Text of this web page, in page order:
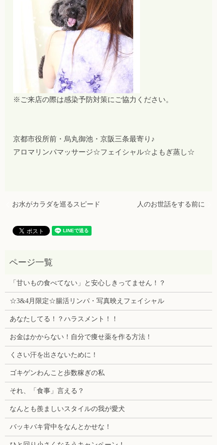
※ご来店の際は感染予防対策にご協力ください。
京都市役所前・烏丸御池・京阪三条最寄り♪
アロマリンパマッサージ☆フェイシャル☆よもぎ蒸し☆
お水がカラダを巡るスピード 人のお世話をする前に
「甘いもの食べてない」と安心しきってません！？
☆3&4月限定☆腸活リンパ・写真映えフェイシャル
あなたしてる！？ハラスメント！！
お金はかからない！自分で痩せ薬を作る方法！
くさい汗を出さないために！
ゴキゲンわんこと歩数稼ぎの私
それ、「食事」言える？
なんとも羨ましいスタイルの我が愛犬
バッキバキ背中をなんとかせな！